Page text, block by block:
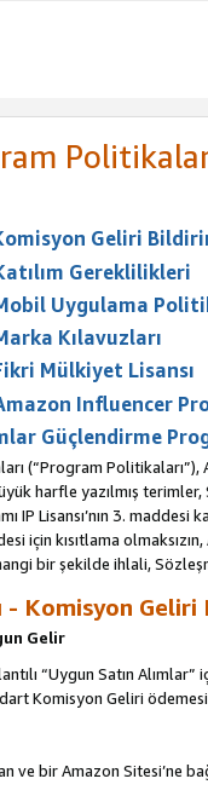
Geliri
Gereklilikleri
Uygulama
Kılavuzları
Mülkiyet Lisansı
Influencer
Güçlendirme
(“Program
harfle yazılmış
IP Lisansı’nın 3.
için kısıtlama
bir şekilde ihlali,
- Komisyon
Gelir
“Uygun Satın
Komisyon Geliri ödemesi
ve bir Amazon Sitesi’ne